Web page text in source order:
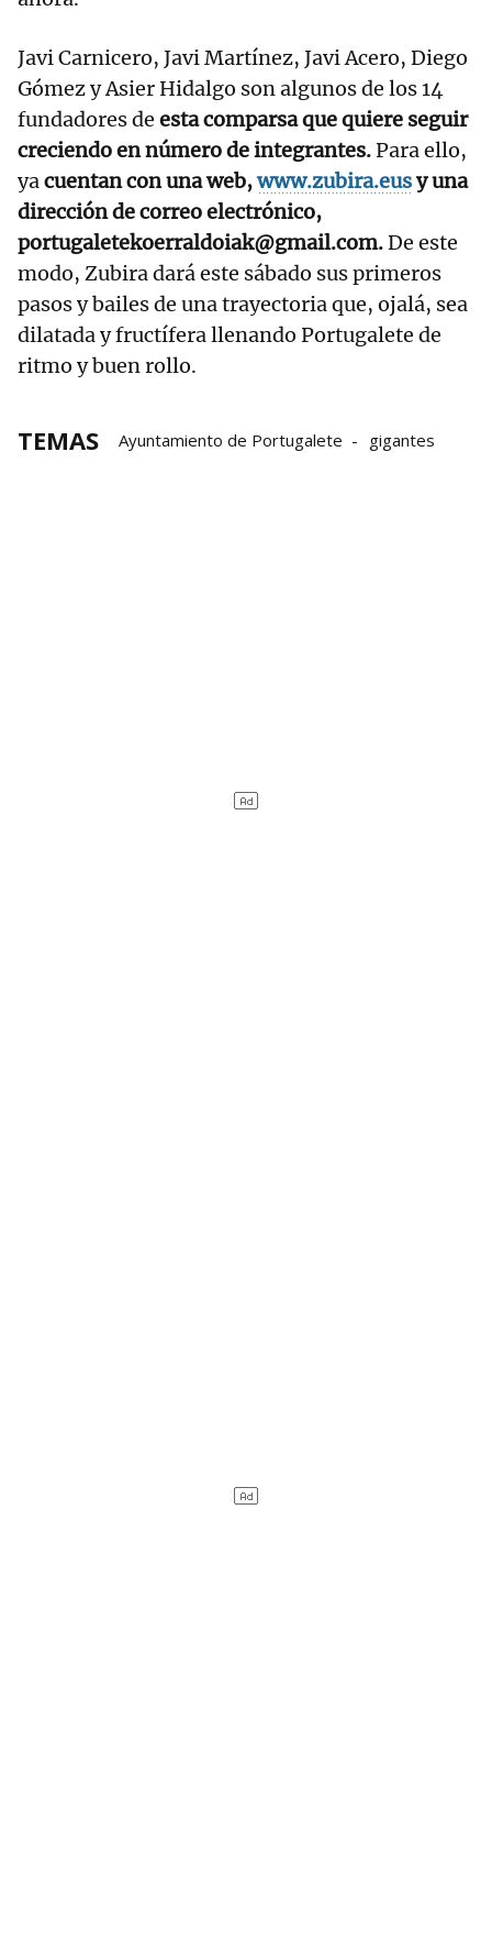
Javi Carnicero, Javi Martínez, Javi Acero, Diego
Gómez y Asier Hidalgo son algunos de los 14
fundadores de esta comparsa que quiere seguir
creciendo en número de integrantes.Para ello,
yacuentan con una web,www.zubira.eusy una
dirección de correo electrónico,
portugaletekoerraldoiak@gmail.com.De este
modo, Zubira dará este sábado sus primeros
pasos y bailes de una trayectoria que, ojalá, sea
dilatada y fructífera llenando Portugalete de
ritmo y buen rollo.
TEMAS Ayuntamiento de Portugalete gigantes